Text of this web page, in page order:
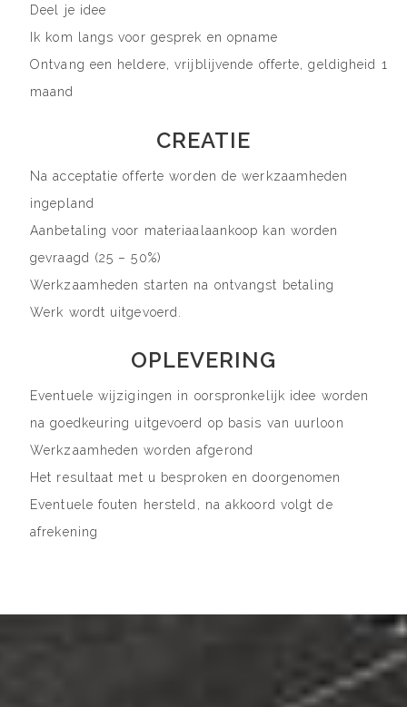
Deel je idee
Ik kom langs voor gesprek en opname
Ontvang een heldere, vrijblijvende offerte, geldigheid 1
maand
CREATIE
Na acceptatie offerte worden de werkzaamheden
ingepland
Aanbetaling voor materiaalaankoop kan worden
gevraagd (25 – 50%)
Werkzaamheden starten na ontvangst betaling
Werk wordt uitgevoerd.
OPLEVERING
Eventuele wijzigingen in oorspronkelijk idee worden
na goedkeuring uitgevoerd op basis van uurloon
Werkzaamheden worden afgerond
Het resultaat met u besproken en doorgenomen
Eventuele fouten hersteld, na akkoord volgt de
afrekening